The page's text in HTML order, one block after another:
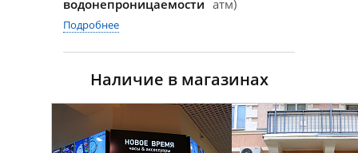
водонепроницаемости атм)
Подробнее
Наличие в магазинах